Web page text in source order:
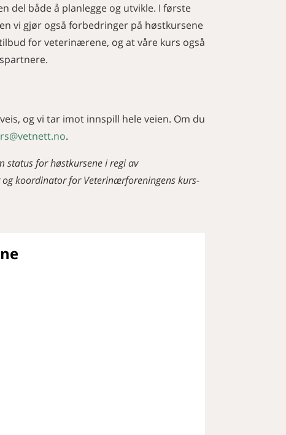
del både å planlegge og utvikle. I første
vi gjør også forbedringer på høstkursene
for veterinærene, og at våre kurs også
og vi tar imot innspill hele veien. Om du
.
for høstkursene i regi av
koordinator for Veterinærforeningens kurs-